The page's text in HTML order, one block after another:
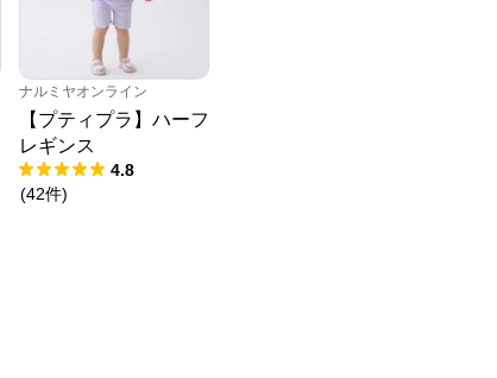
ナルミヤオンライン
【プティプラ】ハーフ
レギンス
4.8
(42件)